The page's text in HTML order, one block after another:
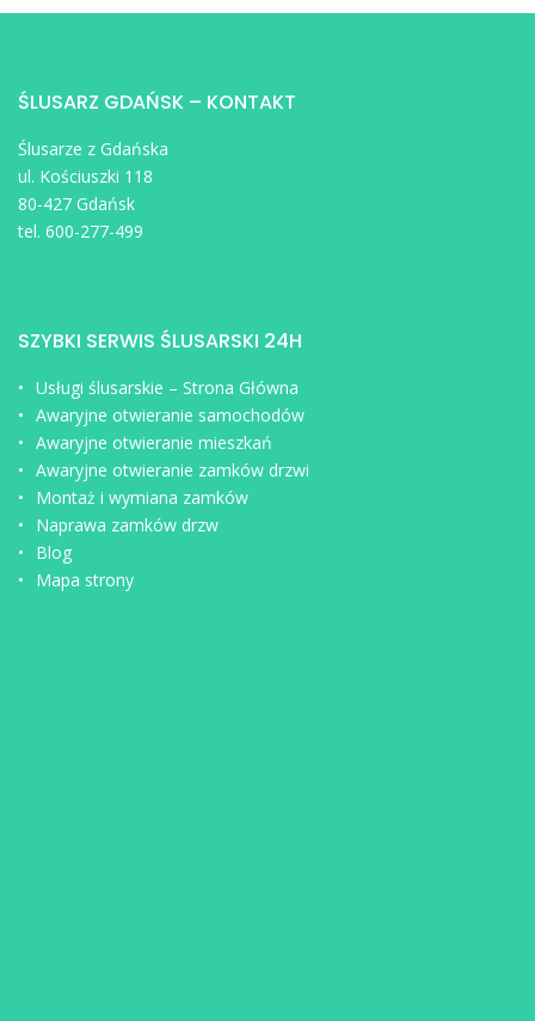
ŚLUSARZ GDAŃSK – KONTAKT
Ślusarze z Gdańska
ul. Kościuszki 118
80-427 Gdańsk
tel. 600-277-499
SZYBKI SERWIS ŚLUSARSKI 24H
Usługi ślusarskie – Strona Główna
Awaryjne otwieranie samochodów
Awaryjne otwieranie mieszkań
Awaryjne otwieranie zamków drzwi
Montaż i wymiana zamków
Naprawa zamków drzw
Blog
Mapa strony